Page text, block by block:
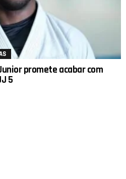
promete acabar com
5